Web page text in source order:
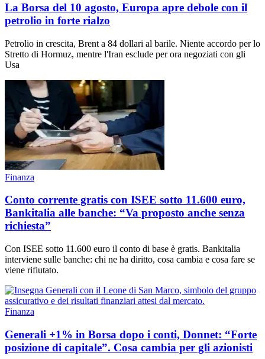
La Borsa del 10 agosto, Europa apre debole con il
petrolio in forte rialzo
Petrolio in crescita, Brent a 84 dollari al barile. Niente accordo per lo
Stretto di Hormuz, mentre l'Iran esclude per ora negoziati con gli
Usa
Finanza
Conto corrente gratis con ISEE sotto 11.600 euro,
Bankitalia alle banche: “Va proposto anche senza
richiesta”
Con ISEE sotto 11.600 euro il conto di base è gratis. Bankitalia
interviene sulle banche: chi ne ha diritto, cosa cambia e cosa fare se
viene rifiutato.
Finanza
Generali +1% in Borsa dopo i conti, Donnet: “Forte
posizione di capitale”. Cosa cambia per gli azionisti